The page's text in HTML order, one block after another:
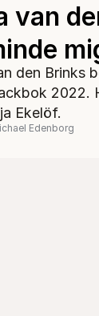
van
den Brinks
2022.
Ekelöf.
Edenborg